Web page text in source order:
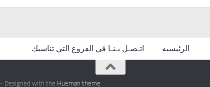
الرئيسيه اتـصـل بـنـا في الفروع التي تناسبك
- Designed with the Hueman theme